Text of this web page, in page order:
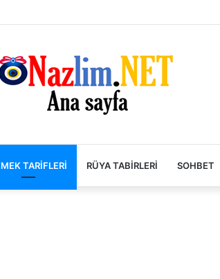
TARIFLERI RÜYA TABIRLERI SOHBET